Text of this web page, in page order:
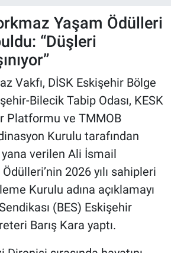
Yaşam Ödülleri
“Düşleri
Vakfı, DİSK Eskişehir Bölge
Bilecik Tabip Odası, KESK
Platformu ve TMMOB
Kurulu tarafından
yana verilen Ali İsmail
2026 yılı sahipleri
Kurulu adına açıklamayı
(BES) Eskişehir
Barış Kara yaptı.